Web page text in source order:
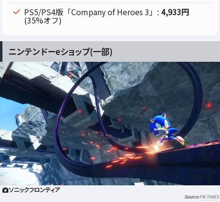
PS5/PS4版「Company of Heroes 3」: 4,933円
(35%オフ)
ニンテンドーeショップ(一部)
ソニックフロンティア
PR TIMES